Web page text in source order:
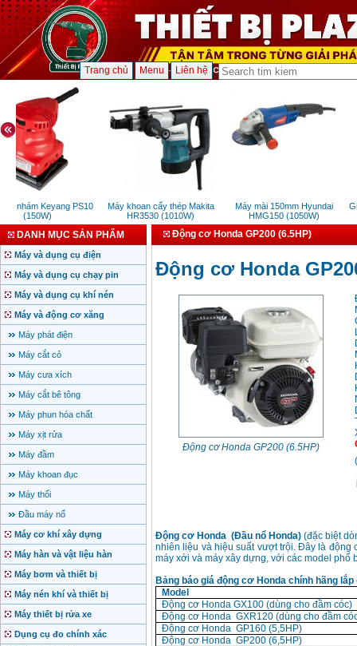
Trang chủ Menu Liên hệ
nhám Keyang PS10
(150W)
Máy khoan cấy thép Makita
HR3530 (1010W)
Máy mài 150mm Hyundai
HMG150 (1050W)
DANH MỤC SẢN PHẨM
Máy và dụng cụ điện
Máy và dụng cụ chạy pin
Máy và dụng cụ khí nén
Máy và động cơ xăng
Máy phát điện
Máy cắt cỏ
Máy cưa xích
Máy cắt bê tông
Máy phun hóa chất
Máy xịt rửa
Máy đầm
Máy khoan đục
Máy thổi
Đầu máy nổ
Máy cơ khí xây dựng
Máy hàn và vật liệu hàn
Máy bơm và thiết bị
Máy nén khí và thiết bị
Máy thiết bị rửa xe
Dụng cụ đo chính xác
Động cơ Honda GP200 (6.5HP)
Động cơ Honda
Động cơ Honda GP200 (6.5HP)
(
Động cơ Honda (Đầu nổ Honda)(đặc biệt
nhiên liệu và hiệu suất vượt trội. Đây là động
máy xới và máy xây dựng, với các model phổ
Bảng báo giá động cơ Honda chính hãng
Model
Động cơ Honda GX100 (dùng cho đầm cóc)
Động cơ Honda GXR120 (dùng cho đầm
Động cơ Honda GP160 (5,5HP)
Động cơ Honda GP200 (6,5HP)